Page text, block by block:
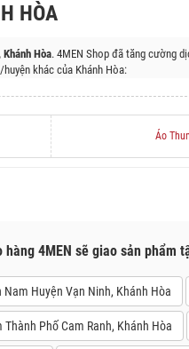
HÒA
Hòa. 4MEN Shop đã tăng cường
khác của Khánh Hòa:
Áo
hàng 4MEN sẽ giao sản phẩm
Nam Huyện Vạn Ninh, Khánh Hòa
Thành Phố Cam Ranh, Khánh Hòa